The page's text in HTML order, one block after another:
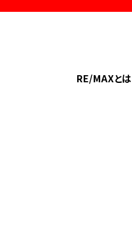
RE/MAXとは